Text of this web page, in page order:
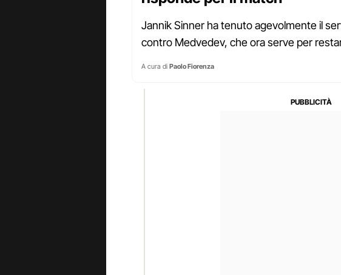
Jannik Sinner ha tenuto agevolmente il
contro Medvedev, che ora serve per
A cura di Paolo Fiorenza